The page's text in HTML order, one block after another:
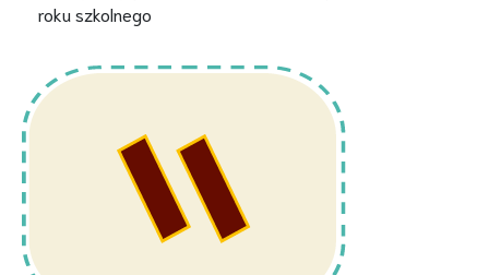
roku szkolnego